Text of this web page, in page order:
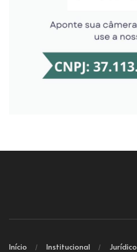
Início Institucional Jurídico